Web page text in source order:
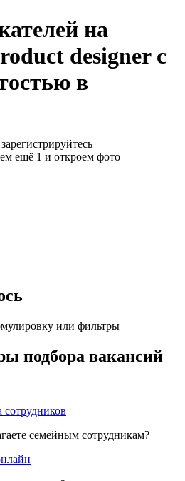
на
designer с
в
ещё 1 и откроем фото
или фильтры
подбора вакансий
семейным сотрудникам?